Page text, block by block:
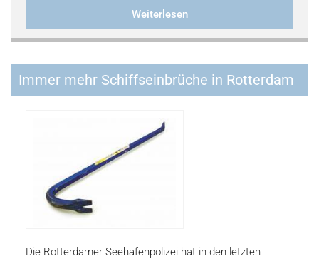
Weiterlesen
Immer mehr Schiffseinbrüche in Rotterdam
Die Rotterdamer Seehafenpolizei hat in den letzten